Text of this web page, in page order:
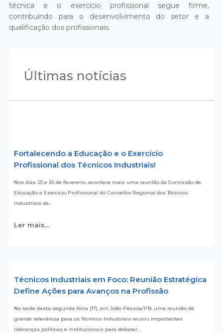
técnica e o exercício profissional segue firme,
contribuindo para o desenvolvimento do setor e a
qualificação dos profissionais.
Últimas notícias
Fortalecendo a Educação e o Exercício
Profissional dos Técnicos Industriais!
Nos dias 25 e 26 de fevereiro, acontece mais uma reunião da Comissão de
Educação e Exercício Profissional do Conselho Regional dos Técnicos
Industriais da…
Ler mais...
Técnicos Industriais em Foco: Reunião Estratégica
Define Ações para Avanços na Profissão
Na tarde desta segunda-feira (17), em João Pessoa/PB, uma reunião de
grande relevância para os Técnicos Industriais reuniu importantes
lideranças políticas e institucionais para debater…